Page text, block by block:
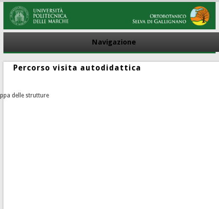
Navigazione
Percorso visita autodidattica